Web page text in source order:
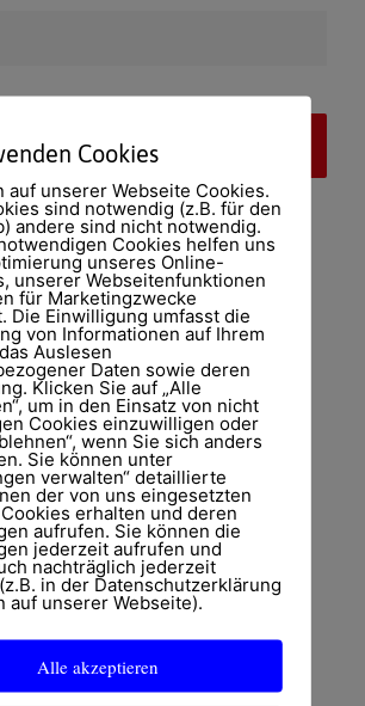
Cookies
auf unserer Webseite Cookies.
sind notwendig (z.B. für den
andere sind nicht notwendig.
Cookies helfen uns
unseres Online-
unserer Webseitenfunktionen
für Marketingzwecke
Die Einwilligung umfasst die
von Informationen auf Ihrem
Auslesen
Daten sowie deren
Klicken Sie auf „Alle
um in den Einsatz von nicht
Cookies einzuwilligen oder
wenn Sie sich anders
Sie können unter
verwalten“ detaillierte
der von uns eingesetzten
erhalten und deren
aufrufen. Sie können die
jederzeit aufrufen und
nachträglich jederzeit
in der Datenschutzerklärung
auf unserer Webseite).
Alle akzeptieren